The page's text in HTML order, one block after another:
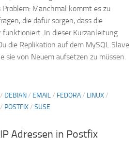
Manchmal kommt es zu
die dafür sorgen, dass die
In dieser Kurzanleitung
die Replikation auf dem MySQL Slave
sie von Neuem aufsetzen zu müssen.
/ DEBIAN/ EMAIL/ FEDORA/ LINUX/
/ POSTFIX/ SUSE
Adressen in Postfix